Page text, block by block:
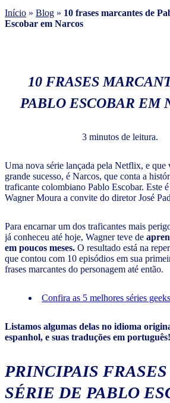
Início » Blog » 10 frases marcantes de
Escobar em Narcos
10 FRASES
PABLO ESCOBAR EM
3 minutos de leitura.
Uma nova série lançada pela Netflix, e que
grande sucesso, é Narcos, que conta a
traficante colombiano Pablo Escobar. Este
Wagner Moura a convite do diretor José
Para encarnar um dos traficantes mais
já conheceu até hoje, Wagner teve de
em poucos meses. O resultado está na
que contou com 10 episódios em sua
frases marcantes do personagem até então.
Confira as 5 melhores séries
Listamos algumas delas no idioma
espanhol, e suas traduções em português!
PRINCIPAIS FRASES
SÉRIE DE PABLO